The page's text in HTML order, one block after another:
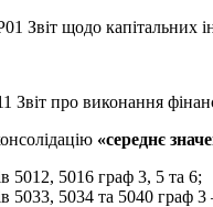
Звіт щодо капітальних
Звіт про виконання
«середнє
5012, 5016 граф 3, 5 та 6;
5033, 5034 та 5040 граф 3